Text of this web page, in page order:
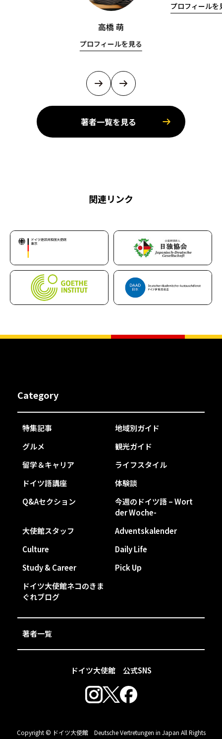
高橋 萌
プロフィールを見る
プロフィールを
著者一覧を見る
関連リンク
ドイツ大使館 公式SNS
Category
特集記事
地域別ガイド
グルメ
観光ガイド
留学＆キャリア
ライフスタイル
ドイツ語講座
体験談
Q&Aセクション
今週のドイツ語 – Wort
der Woche-
大使館スタッフ
Adventskalender
Culture
Daily Life
Study & Career
Pick Up
ドイツ大使館ネコのきま
ぐれブログ
著者一覧
Copyright © ドイツ大使館 Deutsche Vertretungen in Japan All Rights